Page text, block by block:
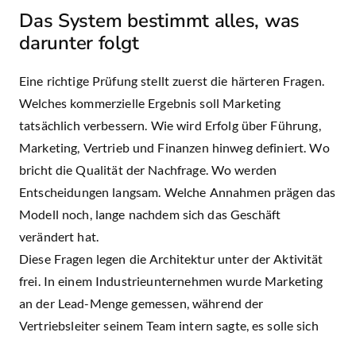
Das System bestimmt alles, was
darunter folgt
Eine richtige Prüfung stellt zuerst die härteren Fragen.
Welches kommerzielle Ergebnis soll Marketing
tatsächlich verbessern. Wie wird Erfolg über Führung,
Marketing, Vertrieb und Finanzen hinweg definiert. Wo
bricht die Qualität der Nachfrage. Wo werden
Entscheidungen langsam. Welche Annahmen prägen das
Modell noch, lange nachdem sich das Geschäft
verändert hat.
Diese Fragen legen die Architektur unter der Aktivität
frei. In einem Industrieunternehmen wurde Marketing
an der Lead-Menge gemessen, während der
Vertriebsleiter seinem Team intern sagte, es solle sich